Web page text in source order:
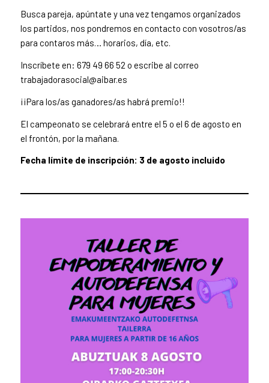
Busca pareja, apúntate y una vez tengamos organizados
los partidos, nos pondremos en contacto con vosotros/as
para contaros más… horarios, día, etc.
Inscríbete en: 679 49 66 52 o escribe al correo
trabajadorasocial@aibar.es
¡¡Para los/as ganadores/as habrá premio!!
El campeonato se celebrará entre el 5 o el 6 de agosto en
el frontón, por la mañana.
Fecha límite de inscripción: 3 de agosto incluido